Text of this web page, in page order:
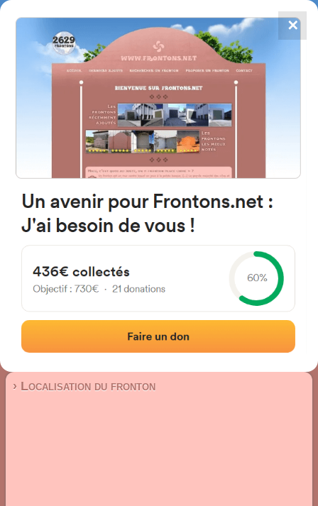
FRONTONS.NET
RECHERCHER UN FRONTON
PROPOSER UN FRONTON
4867
frontons
42216 Adradas, Province de
SO-P-4055
Fronton place libre
Localisation|Photos|Commentaires et avis
› Localisation du fronton
✕